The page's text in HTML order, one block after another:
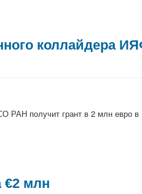
коллайдера
РАН получит грант в 2 млн евро в
€2 млн